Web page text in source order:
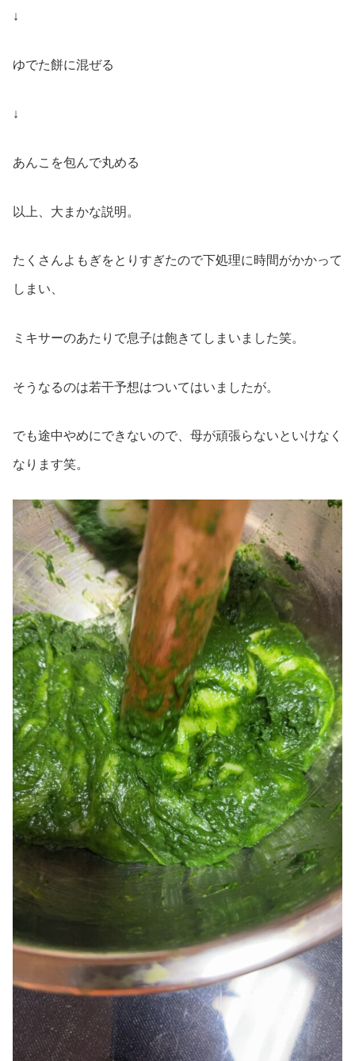
↓
ゆでた餅に混ぜる
↓
あんこを包んで丸める
以上、大まかな説明。
たくさんよもぎをとりすぎたので下処理に時間がかかって
しまい、
ミキサーのあたりで息子は飽きてしまいました笑。
そうなるのは若干予想はついてはいましたが。
でも途中やめにできないので、母が頑張らないといけなく
なります笑。